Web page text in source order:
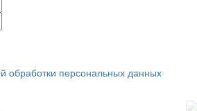
обработки персональных данных